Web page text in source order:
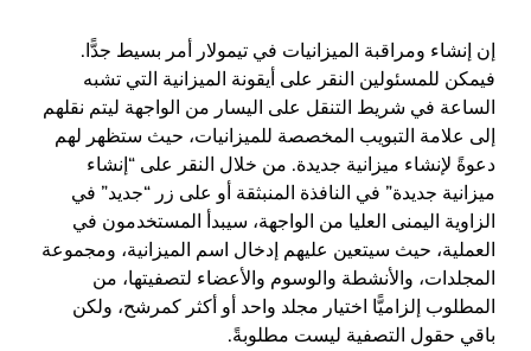
إن إنشاء ومراقبة الميزانيات في تيمولار أمر بسيط جدًّا.
فيمكن للمسئولين النقر على أيقونة الميزانية التي تشبه
الساعة في شريط التنقل على اليسار من الواجهة ليتم نقلهم
إلى علامة التبويب المخصصة للميزانيات، حيث ستظهر لهم
دعوةً لإنشاء ميزانية جديدة. من خلال النقر على “إنشاء
ميزانية جديدة” في النافذة المنبثقة أو على زر “جديد” في
الزاوية اليمنى العليا من الواجهة، سيبدأ المستخدمون في
العملية، حيث سيتعين عليهم إدخال اسم الميزانية، ومجموعة
المجلدات، والأنشطة والوسوم والأعضاء لتصفيتها، من
المطلوب إلزاميًّا اختيار مجلد واحد أو أكثر كمرشح، ولكن
باقي حقول التصفية ليست مطلوبةً.